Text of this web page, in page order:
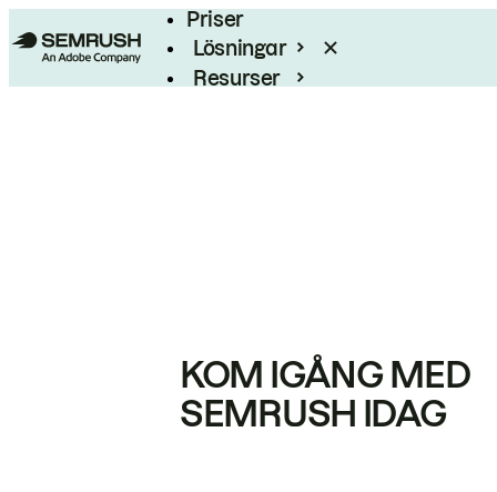
Priser
Lösningar
Resurser
KOM IGÅNG MED
SEMRUSH IDAG